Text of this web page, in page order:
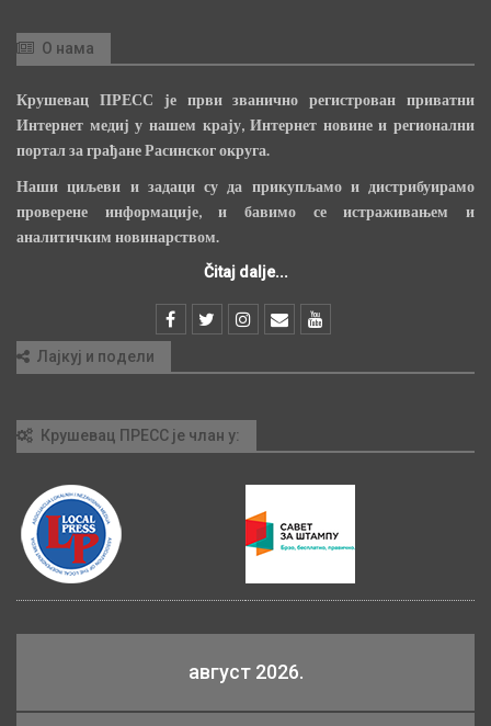
О нама
Крушевац ПРЕСС је први званично регистрован приватни
Интернет медиј у нашем крају, Интернет новине и регионални
портал за грађане Расинског округа.
Наши циљеви и задаци су да прикупљамо и дистрибуирамо
проверене информације, и бавимо се истраживањем и
аналитичким новинарством.
Čitaj dalje...
Лајкуј и подели
Крушевац ПРЕСС је члан у:
август 2026.